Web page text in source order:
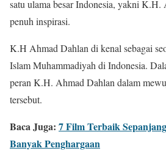
satu ulama besar Indonesia, yakni
penuh inspirasi.
K.H Ahmad Dahlan di kenal sebagai
Islam Muhammadiyah di Indonesia.
peran K.H. Ahmad Dahlan dalam
tersebut.
Baca Juga: 7 Film Terbaik
Banyak Penghargaan